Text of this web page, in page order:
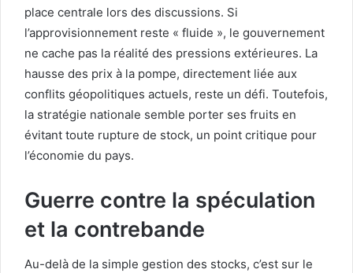
place centrale lors des discussions. Si
l’approvisionnement reste « fluide », le gouvernement
ne cache pas la réalité des pressions extérieures. La
hausse des prix à la pompe, directement liée aux
conflits géopolitiques actuels, reste un défi. Toutefois,
la stratégie nationale semble porter ses fruits en
évitant toute rupture de stock, un point critique pour
l’économie du pays.
Guerre contre la spéculation
et la contrebande
Au-delà de la simple gestion des stocks, c’est sur le